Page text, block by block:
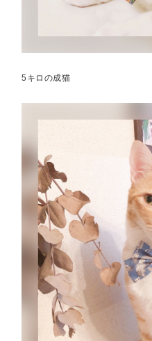
5キロの成猫